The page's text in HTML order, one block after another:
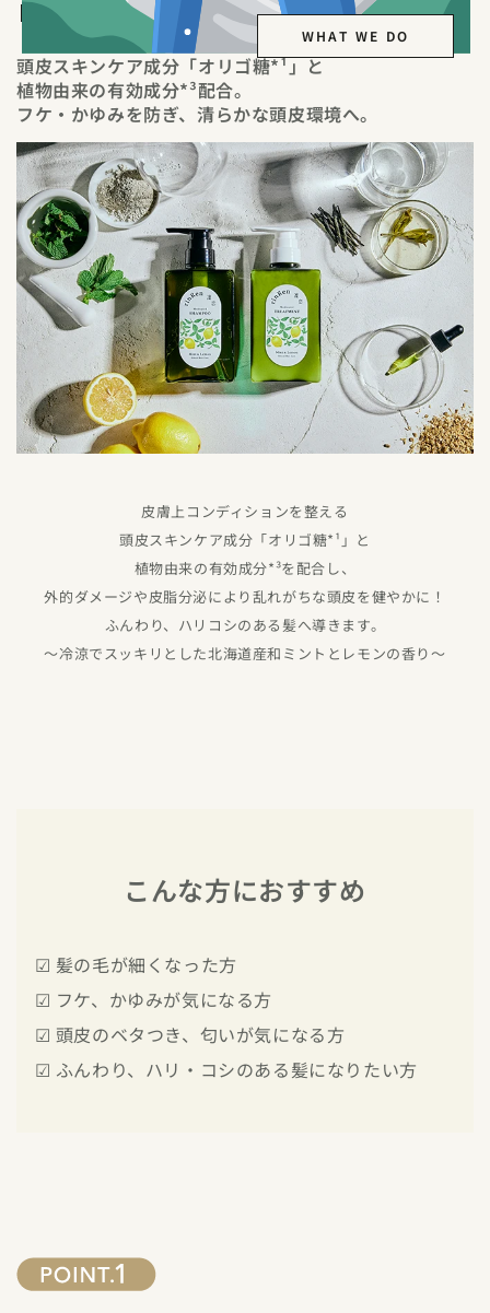
WHAT WE DO
Share
頭皮スキンケア成分「オリゴ糖*¹」と
植物由来の有効成分*³配合。
フケ・かゆみを防ぎ、清らかな頭皮環境へ。
皮膚上コンディションを整える
頭皮スキンケア成分「オリゴ糖*¹」と
植物由来の有効成分*³を配合し、
外的ダメージや皮脂分泌により乱れがちな頭皮を健やかに！
ふんわり、ハリコシのある髪へ導きます。
〜冷涼でスッキリとした北海道産和ミントとレモンの香り〜
こんな方におすすめ
☑ 髪の毛が細くなった方
☑ フケ、かゆみが気になる方
☑ 頭皮のベタつき、匂いが気になる方
☑ ふんわり、ハリ・コシのある髪になりたい方